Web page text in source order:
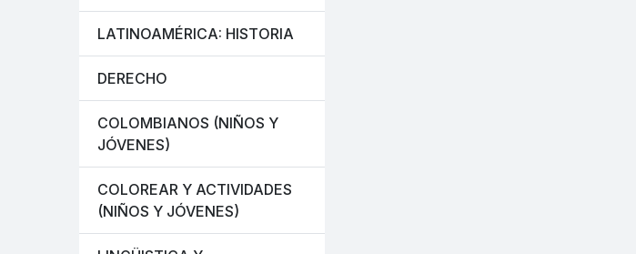
LATINOAMÉRICA: HISTORIA
DERECHO
COLOMBIANOS (NIÑOS Y
JÓVENES)
COLOREAR Y ACTIVIDADES
(NIÑOS Y JÓVENES)